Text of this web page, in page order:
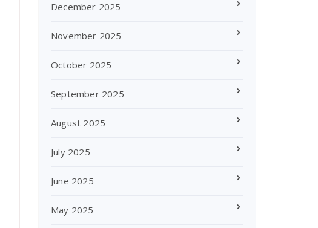
December 2025
November 2025
October 2025
September 2025
August 2025
July 2025
June 2025
May 2025